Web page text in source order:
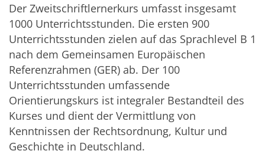
Der Zweitschriftlernerkurs umfasst insgesamt
1000 Unterrichtsstunden. Die ersten 900
Unterrichtsstunden zielen auf das Sprachlevel B 1
nach dem Gemeinsamen Europäischen
Referenzrahmen (GER) ab. Der 100
Unterrichtsstunden umfassende
Orientierungskurs ist integraler Bestandteil des
Kurses und dient der Vermittlung von
Kenntnissen der Rechtsordnung, Kultur und
Geschichte in Deutschland.